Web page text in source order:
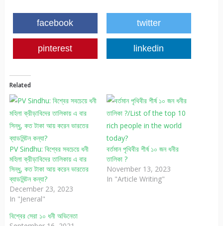
facebook twitter
pinterest linkedin
Related
PV Sindhu: বিশ্বের সবচেয়ে ধনী
মহিলা ক্রীড়াবিদের তালিকায় এ বার
সিন্ধু, কত টাকা আয় করেন ভারতের
ব্যাডমিন্টন কন্যা?
December 23, 2023
In "Jeneral"
বর্তমান পৃথিবীর শীর্ষ ১০ জন ধনীর
তালিকা ?
November 13, 2023
In "Article Writing"
বিশ্বের সেরা ১০ ধনী অভিনেতা